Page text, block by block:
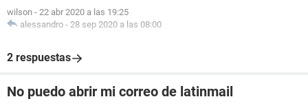
wilson - 22 abr 2020 a las 19:25
alessandro - 28 sep 2020 a las 08:00
2 respuestas
No puedo abrir mi correo de latinmail